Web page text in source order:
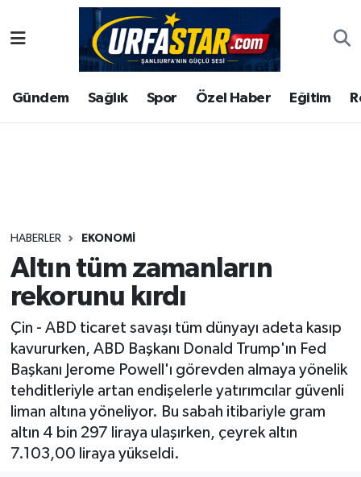
Gündem Sağlık Spor Özel Haber Eğitim
HABERLER EKONOMI
Altın tüm zamanların
rekorunu kırdı
Çin - ABD ticaret savaşı tüm dünyayı adeta kasıp
kavururken, ABD Başkanı Donald Trump'ın Fed
Başkanı Jerome Powell'ı görevden almaya yönelik
tehditleriyle artan endişelerle yatırımcılar güvenli
liman altına yöneliyor. Bu sabah itibariyle gram
altın 4 bin 297 liraya ulaşırken, çeyrek altın
7.103,00 liraya yükseldi.
ASAYİS
ÇEVRE
Gündem
Kültür
Magazin
Şanlıurfa Nöbetçi Eczaneler
Şanlıurfa Hava Durumu
Tüm Manşetler
Son Dakika Haberleri
Haber Arşivi